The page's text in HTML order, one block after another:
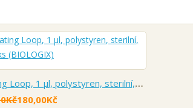
Inokulační klička - Inoculating Loop, 1 µl, polystyren, sterilní, 250 ks (BIOLOGIX)
180,00Kč